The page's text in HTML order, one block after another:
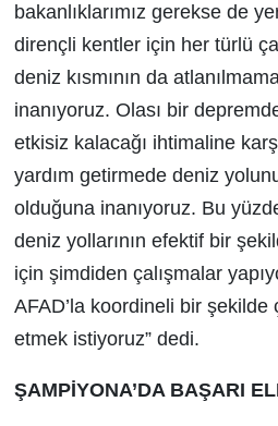
bakanlıklarımız gerekse de
dirençli kentler için her türlü
deniz kısmının da
inanıyoruz. Olası bir
etkisiz kalacağı ihtimaline
yardım getirmede deniz
olduğuna inanıyoruz. Bu
deniz yollarının efektif bir
için şimdiden çalışmalar
AFAD’la koordineli bir şekilde
etmek istiyoruz” dedi.
ŞAMPİYONA’DA BAŞARI